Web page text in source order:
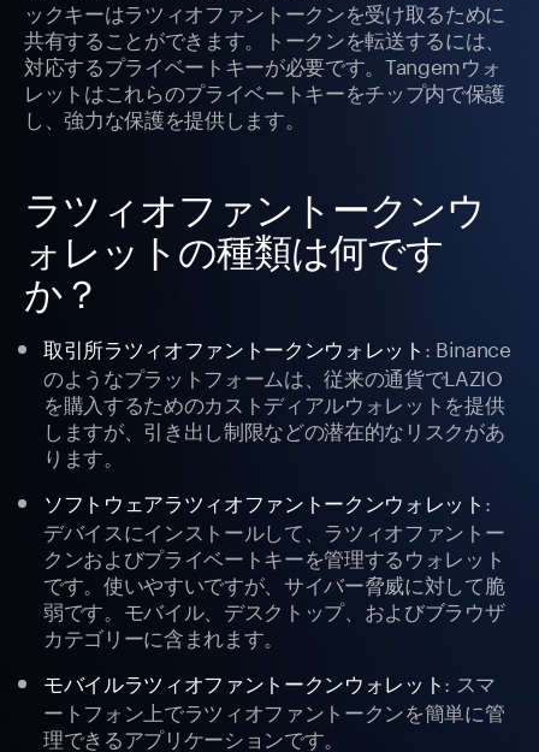
ックキーはラツィオファントークンを受け取るために
共有することができます。トークンを転送するには、
対応するプライベートキーが必要です。Tangemウォ
レットはこれらのプライベートキーをチップ内で保護
し、強力な保護を提供します。
ラツィオファントークンウ
ォレットの種類は何です
か？
取引所ラツィオファントークンウォレット : Binance
のようなプラットフォームは、従来の通貨でLAZIO
を購入するためのカストディアルウォレットを提供
しますが、引き出し制限などの潜在的なリスクがあ
ります。
ソフトウェアラツィオファントークンウォレット :
デバイスにインストールして、ラツィオファントー
クンおよびプライベートキーを管理するウォレット
です。使いやすいですが、サイバー脅威に対して脆
弱です。モバイル、デスクトップ、およびブラウザ
カテゴリーに含まれます。
モバイルラツィオファントークンウォレット : スマ
ートフォン上でラツィオファントークンを簡単に管
理できるアプリケーションです。